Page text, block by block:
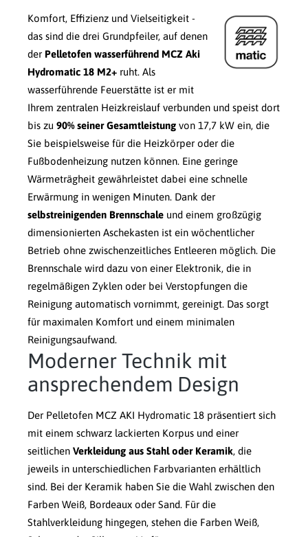
Komfort, Effizienz und Vielseitigkeit -
das sind die drei Grundpfeiler, auf denen
der Pelletofen wasserführend MCZ Aki
Hydromatic 18 M2+ ruht. Als
wasserführende Feuerstätte ist er mit
Ihrem zentralen Heizkreislauf verbunden und speist dort
bis zu 90% seiner Gesamtleistung von 17,7 kW ein, die
Sie beispielsweise für die Heizkörper oder die
Fußbodenheizung nutzen können. Eine geringe
Wärmeträgheit gewährleistet dabei eine schnelle
Erwärmung in wenigen Minuten. Dank der
selbstreinigenden Brennschale und einem großzügig
dimensionierten Aschekasten ist ein wöchentlicher
Betrieb ohne zwischenzeitliches Entleeren möglich. Die
Brennschale wird dazu von einer Elektronik, die in
regelmäßigen Zyklen oder bei Verstopfungen die
Reinigung automatisch vornimmt, gereinigt. Das sorgt
für maximalen Komfort und einem minimalen
Reinigungsaufwand.
Moderner Technik mit
ansprechendem Design
Der Pelletofen MCZ AKI Hydromatic 18 präsentiert sich
mit einem schwarz lackierten Korpus und einer
seitlichen Verkleidung aus Stahl oder Keramik, die
jeweils in unterschiedlichen Farbvarianten erhältlich
sind. Bei der Keramik haben Sie die Wahl zwischen den
Farben Weiß, Bordeaux oder Sand. Für die
Stahlverkleidung hingegen, stehen die Farben Weiß,